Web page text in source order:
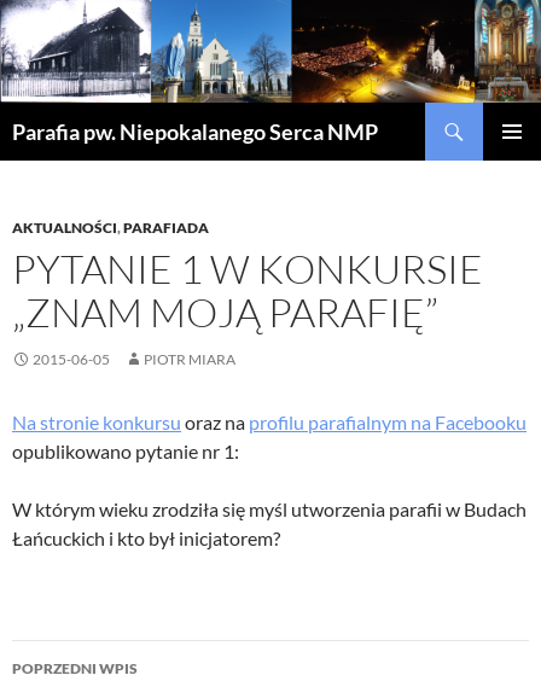
Parafia pw. Niepokalanego Serca NMP
AKTUALNOŚCI,PARAFIADA
PYTANIE 1 W KONKURSIE
„ZNAM MOJĄ PARAFIĘ”
2015-06-05 PIOTR MIARA
Na stronie konkursu oraz na profilu parafialnym na Facebooku
opublikowano pytanie nr 1:
W którym wieku zrodziła się myśl utworzenia parafii w Budach
Łańcuckich i kto był inicjatorem?
Nawigacja
POPRZEDNI WPIS